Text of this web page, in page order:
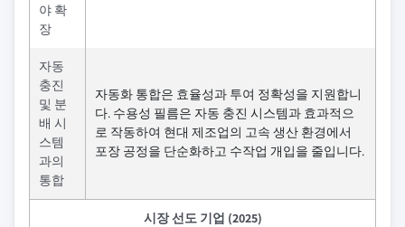
야 확
장
자동
충진
및 분
배 시
스템
과의
통합
자동화 통합은 효율성과 투여 정확성을 지원합니
다. 수용성 필름은 자동 충진 시스템과 효과적으
로 작동하여 현대 제조업의 고속 생산 환경에서
포장 공정을 단순화하고 수작업 개입을 줄입니다.
시장 선도 기업 (2025)